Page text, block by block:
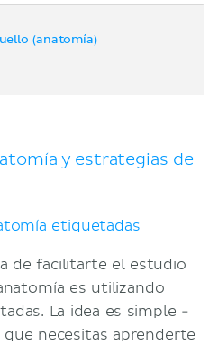
(anatomía)
y estrategias de
etiquetadas
de facilitarte el estudio
es utilizando
La idea es simple -
necesitas aprenderte